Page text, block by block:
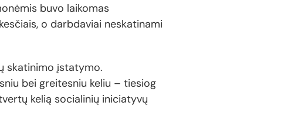
buvo laikomas
o darbdaviai neskatinami
skatinimo įstatymo.
bei greitesniu keliu – tiesiog
kelią socialinių iniciatyvų